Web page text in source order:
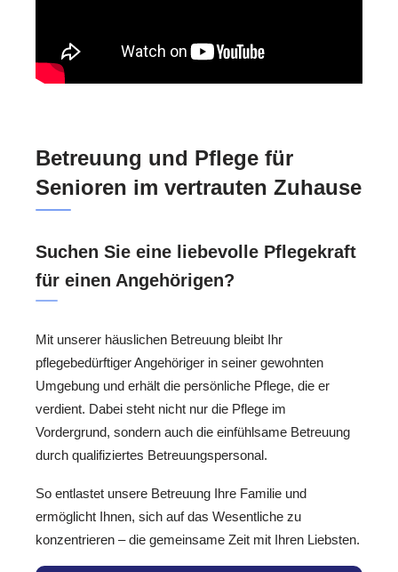
Betreuung und Pflege für
Senioren im vertrauten Zuhause
Suchen Sie eine liebevolle Pflegekraft
für einen Angehörigen?
Mit unserer häuslichen Betreuung bleibt Ihr
pflegebedürftiger Angehöriger in seiner gewohnten
Umgebung und erhält die persönliche Pflege, die er
verdient. Dabei steht nicht nur die Pflege im
Vordergrund, sondern auch die einfühlsame Betreuung
durch qualifiziertes Betreuungspersonal.
So entlastet unsere Betreuung Ihre Familie und
ermöglicht Ihnen, sich auf das Wesentliche zu
konzentrieren – die gemeinsame Zeit mit Ihren Liebsten.